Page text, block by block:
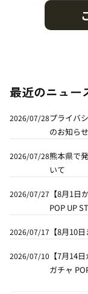
最近のニュー
2026/07/28プライバ
のお知らせ
2026/07/28熊本県で
いて
2026/07/27 【8月1日
POP UP
2026/07/17 【8月10
2026/07/10 【7月14
ガチャ